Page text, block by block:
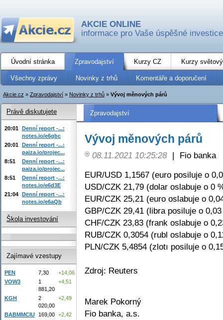
AKCIE ONLINE
informace pro Vaše úspěšné investice
Úvodní stránka Zpravodajství Kurzy CZ Kurzy
Všechny zprávy Novinky z trhů Komentáře a doporučení
Akcie.cz » Zpravodajství » Novinky z trhů » Vývoj měnových párů
Zpravodajství
Vývoj měnových párů
08.11.2021 10:25:28 |
Fio banka
EUR/USD 1,1567 (euro posiluje o
USD/CZK 21,79 (dolar oslabuje o 0
EUR/CZK 25,21 (euro oslabuje o
GBP/CZK 29,41 (libra posiluje o
CHF/CZK 23,83 (frank oslabuje o
RUB/CZK 0,3054 (rubl oslabuje o
PLN/CZK 5,4854 (zlotı posiluje o
Zdroj: Reuters
Marek Pokorný
Fio banka, a.s.
Právě diskutujete
20:01 Denní report -...:
notes.io/e6gbc
20:01 Denní report -...:
paiza.io/projec...
8:51
Denní report -...:
paiza.io/projec...
8:51
Denní report -...:
notes.io/e6d3E
21:04 Denní report -...:
notes.io/e6aQb
Škola investování
Zajímavé vzestupy
PEN 7,30
+14,06
VOW3
1
881,20
+4,51
KGH
2
020,00
+2,49
BABMMCIU 169,00 +2,42